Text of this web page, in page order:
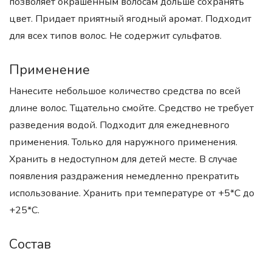
цвет. Придает приятный ягодный аромат. Подходит
для всех типов волос. Не содержит сульфатов.
Применение
Нанесите небольшое количество средства по всей
длине волос. Тщательно смойте. Средство не требует
разведения водой. Подходит для ежедневного
применения. Только для наружного применения.
Хранить в недоступном для детей месте. В случае
появления раздражения немедленно прекратить
использование. Хранить при температуре от +5*С до
+25*С.
Состав